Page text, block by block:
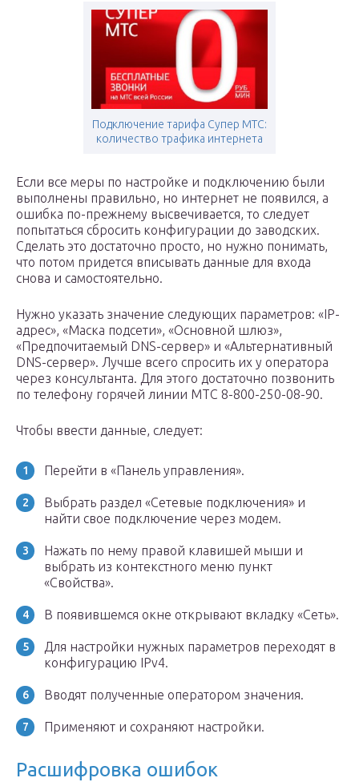
Подключение тарифа Супер МТС:
количество трафика интернета
Если все меры по настройке и подключению были
выполнены правильно, но интернет не появился, а
ошибка по-прежнему высвечивается, то следует
попытаться сбросить конфигурации до заводских.
Сделать это достаточно просто, но нужно понимать,
что потом придется вписывать данные для входа
снова и самостоятельно.
Нужно указать значение следующих параметров: «IP-
адрес», «Маска подсети», «Основной шлюз»,
«Предпочитаемый DNS-сервер» и «Альтернативный
DNS-сервер». Лучше всего спросить их у оператора
через консультанта. Для этого достаточно позвонить
по телефону горячей линии МТC 8-800-250-08-90.
Чтобы ввести данные, следует:
Перейти в «Панель управления».
Выбрать раздел «Сетевые подключения» и
найти свое подключение через модем.
Нажать по нему правой клавишей мыши и
выбрать из контекстного меню пункт
«Свойства».
В появившемся окне открывают вкладку «Сеть».
Для настройки нужных параметров переходят в
конфигурацию IPv4.
Вводят полученные оператором значения.
Применяют и сохраняют настройки.
Расшифровка ошибок